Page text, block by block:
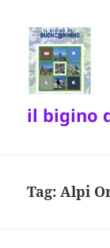
il bigino
Tag:Alpi